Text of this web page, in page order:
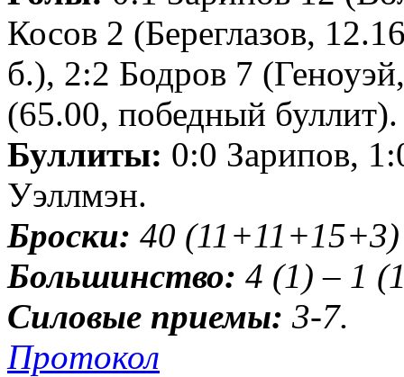
Косов 2 (Береглазов,
б.), 2:2 Бодров 7
(65.00, победный буллит).
Буллиты: 0:0 Зарипов,
Уэллмэн.
Броски: 40
Большинство: 4 (1) – 1
Силовые приемы: 3-7.
Протокол